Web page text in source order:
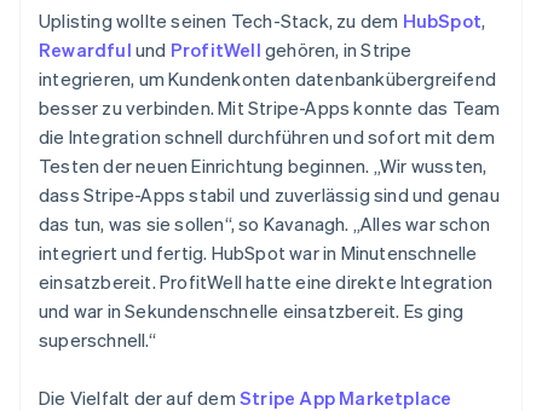
Uplisting wollte seinen Tech-Stack, zu dem HubSpot,
Rewardful und ProfitWell gehören, in Stripe
integrieren, um Kundenkonten datenbankübergreifend
besser zu verbinden. Mit Stripe-Apps konnte das Team
die Integration schnell durchführen und sofort mit dem
Testen der neuen Einrichtung beginnen. „Wir wussten,
dass Stripe-Apps stabil und zuverlässig sind und genau
das tun, was sie sollen“, so Kavanagh. „Alles war schon
integriert und fertig. HubSpot war in Minutenschnelle
einsatzbereit. ProfitWell hatte eine direkte Integration
und war in Sekundenschnelle einsatzbereit. Es ging
superschnell.“
Die Vielfalt der auf dem Stripe App Marketplace